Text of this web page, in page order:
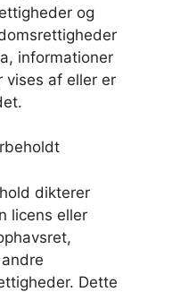
og
informationer
vises af eller er
dikterer
licens eller
Dette